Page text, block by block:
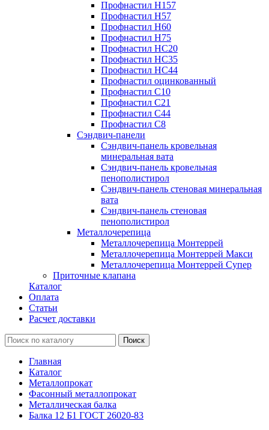
Профнастил Н157
Профнастил Н57
Профнастил Н60
Профнастил Н75
Профнастил НС20
Профнастил НС35
Профнастил НС44
Профнастил оцинкованный
Профнастил С10
Профнастил С21
Профнастил С44
Профнастил С8
Сэндвич-панели
Сэндвич-панель кровельная
минеральная вата
Сэндвич-панель кровельная
пенополистирол
Сэндвич-панель стеновая минеральная
вата
Сэндвич-панель стеновая
пенополистирол
Металлочерепица
Металлочерепица Монтеррей
Металлочерепица Монтеррей Макси
Металлочерепица Монтеррей Супер
Приточные клапана
Каталог
Оплата
Статьи
Расчет доставки
Главная
Каталог
Металлопрокат
Фасонный металлопрокат
Металлическая балка
Балка 12 Б1 ГОСТ 26020-83